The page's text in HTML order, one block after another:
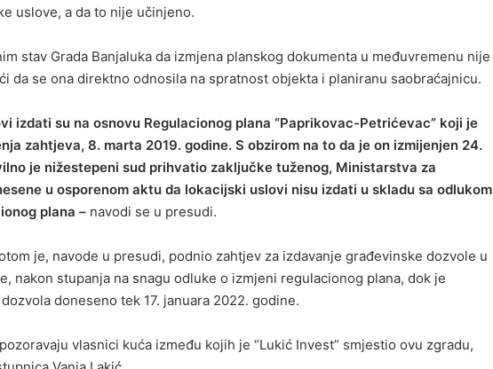
uslove, a da to nije učinjeno.
stav Grada Banjaluka da izmjena planskog dokumenta u međuvremenu nije
da se ona direktno odnosila na spratnost objekta i planiranu saobraćajnicu.
izdati su na osnovu Regulacionog plana “Paprikovac-Petrićevac” koji je
zahtjeva, 8. marta 2019. godine. S obzirom na to da je on izmijenjen 24.
je nižestepeni sud prihvatio zaključke tuženog, Ministarstva za
u osporenom aktu da lokacijski uslovi nisu izdati u skladu sa odlukom
plana – navodi se u presudi.
je, navode u presudi, podnio zahtjev za izdavanje građevinske dozvole u
nakon stupanja na snagu odluke o izmjeni regulacionog plana, dok je
doneseno tek 17. januara 2022. godine.
vlasnici kuća između kojih je “Lukić Invest” smjestio ovu zgradu,